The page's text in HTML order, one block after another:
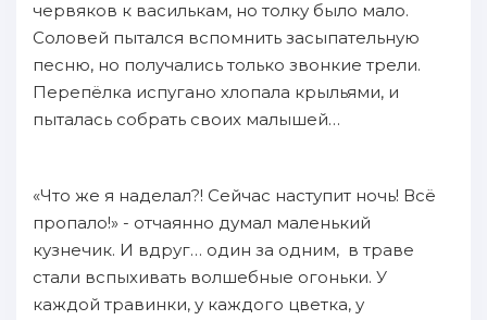
червяков к василькам, но толку было мало.
Соловей пытался вспомнить засыпательную
песню, но получались только звонкие трели.
Перепёлка испугано хлопала крыльями, и
пыталась собрать своих малышей…
«Что же я наделал?! Сейчас наступит ночь! Всё
пропало!» - отчаянно думал маленький
кузнечик. И вдруг… один за одним, в траве
стали вспыхивать волшебные огоньки. У
каждой травинки, у каждого цветка, у